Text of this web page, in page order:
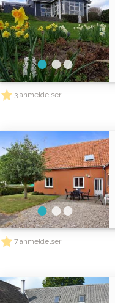
3 anmeldelser
7 anmeldelser